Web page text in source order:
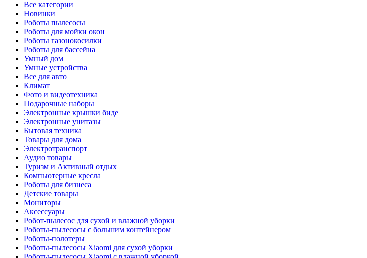
Все категории
Новинки
Роботы пылесосы
Роботы для мойки окон
Роботы газонокосилки
Роботы для бассейна
Умный дом
Умные устройства
Все для авто
Климат
Фото и видеотехника
Подарочные наборы
Электронные крышки биде
Электронные унитазы
Бытовая техника
Товары для дома
Электротранспорт
Аудио товары
Туризм и Активный отдых
Компьютерные кресла
Роботы для бизнеса
Детские товары
Мониторы
Аксессуары
Робот-пылесос для сухой и влажной уборки
Роботы-пылесосы с большим контейнером
Роботы-полотеры
Роботы-пылесосы Xiaomi для сухой уборки
Роботы-пылесосы Xiaomi с влажной уборкой